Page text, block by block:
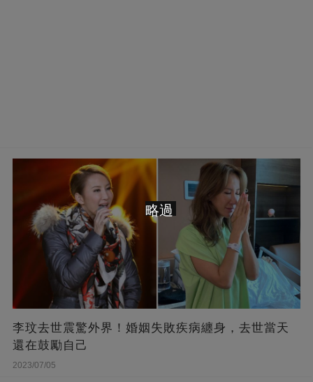
李玟去世震驚外界！婚姻失敗疾病纏身，去世當天
還在鼓勵自己
2023/07/05
略過